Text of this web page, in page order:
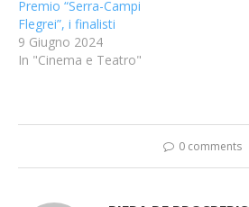
Premio “Serra-Campi
Flegrei”, i finalisti
9 Giugno 2024
In "Cinema e Teatro"
0 comments